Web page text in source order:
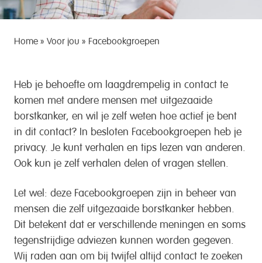
Home » Voor jou » Facebookgroepen
Heb je behoefte om laagdrempelig in contact te
komen met andere mensen met uitgezaaide
borstkanker, en wil je zelf weten hoe actief je bent
in dit contact? In besloten Facebookgroepen heb je
privacy. Je kunt verhalen en tips lezen van anderen.
Ook kun je zelf verhalen delen of vragen stellen.
Let wel: deze Facebookgroepen zijn in beheer van
mensen die zelf uitgezaaide borstkanker hebben.
Dit betekent dat er verschillende meningen en soms
tegenstrijdige adviezen kunnen worden gegeven.
Wij raden aan om bij twijfel altijd contact te zoeken